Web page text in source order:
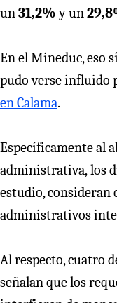
un31,2%y un
En el Mineduc, eso
pudo verse influido
en Calama.
Específicamente al
administrativa,los
estudio,
administrativos
Al respecto, cuatro
señalan que los